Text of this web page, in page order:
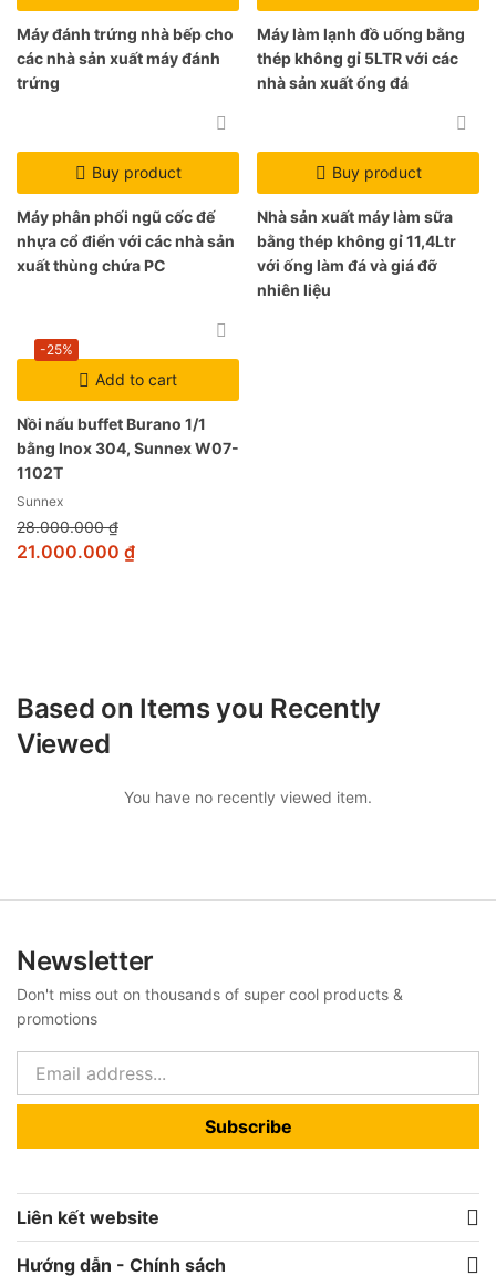
Máy đánh trứng nhà bếp cho
các nhà sản xuất máy đánh
trứng
Máy làm lạnh đồ uống bằng
thép không gỉ 5LTR với các
nhà sản xuất ống đá
Buy product
Máy phân phối ngũ cốc đế
nhựa cổ điển với các nhà sản
xuất thùng chứa PC
Buy product
Nhà sản xuất máy làm sữa
bằng thép không gỉ 11,4Ltr
với ống làm đá và giá đỡ
nhiên liệu
Add to cart
-25%
Nồi nấu buffet Burano 1/1
bằng Inox 304, Sunnex W07-
1102T
Sunnex
28.000.000₫
21.000.000 ₫
Based on Items you Recently
Viewed
You have no recently viewed item.
Newsletter
Don't miss out on thousands of super cool products &
promotions
Subscribe
Liên kết website
Hướng dẫn - Chính sách